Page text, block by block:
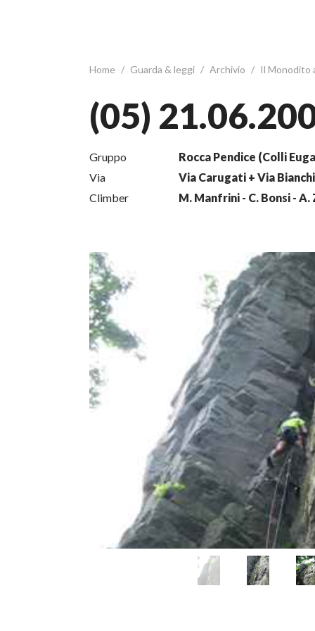
Home / Guarda & leggi / Archivio / Il Monodito
(05)
Gruppo
Rocca Pendice (Colli
Via
Via Carugati + Via
Climber
M. Manfrini - C. Bonsi -